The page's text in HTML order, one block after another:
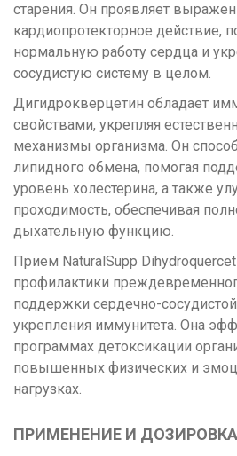
старения. Он проявляет
кардиопротекторное действие,
нормальную работу сердца и
сосудистую систему в целом.
Дигидрокверцетин обладает
свойствами, укрепляя
механизмы организма. Он
липидного обмена, помогая
уровень холестерина, а также
проходимость, обеспечивая
дыхательную функцию.
Прием NaturalSupp
профилактики
поддержки сердечно-
укрепления иммунитета. Она
программах детоксикации
повышенных физических и
нагрузках.
ПРИМЕНЕНИЕ И ДОЗИРОВКА